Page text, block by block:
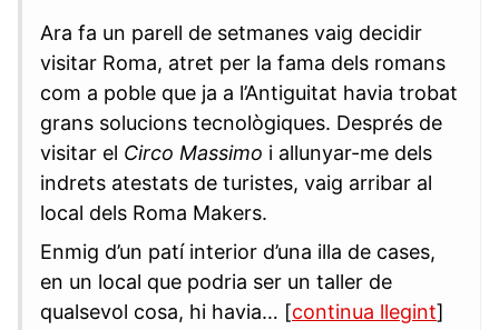
Ara fa un parell de setmanes vaig decidir
visitar Roma, atret per la fama dels romans
com a poble que ja a l’Antiguitat havia trobat
grans solucions tecnològiques. Després de
visitar el Circo Massimo i allunyar-me dels
indrets atestats de turistes, vaig arribar al
local dels Roma Makers.
Enmig d’un patí interior d’una illa de cases,
en un local que podria ser un taller de
qualsevol cosa, hi havia… [continua llegint]